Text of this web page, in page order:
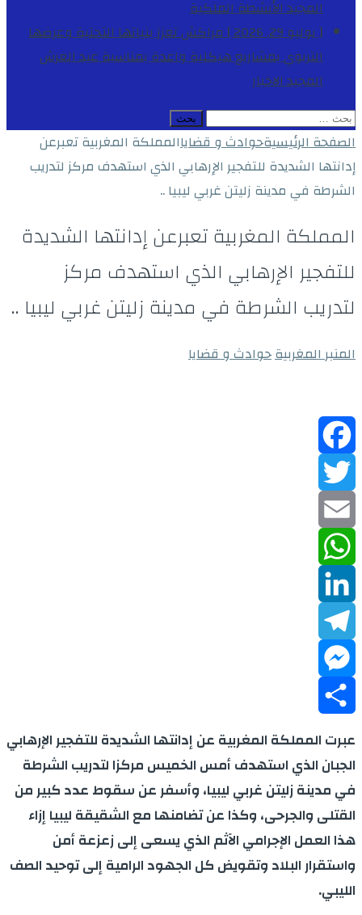
المجيدالأنشطة الملكية
[ يوليو 29, 2026 ]
مراكش تعزز بنياتها التحتية وعرضها
التربوي بمشاريع هيكلية واعدة بمناسبة عيد العرش
المجيدالاخبار
البحث
عن:
الصفحة الرئيسيةحوادث و قضاياالمملكة المغربية تعبرعن
إدانتها الشديدة للتفجير الإرهابي الذي استهدف مركز لتدريب
الشرطة في مدينة زليتن غربي ليبيا ..
المملكة المغربية تعبرعن إدانتها الشديدة
للتفجير الإرهابي الذي استهدف مركز
لتدريب الشرطة في مدينة زليتن غربي ليبيا ..
المنبر المغربيةحوادث و قضايا
Facebook
Twitter
Email
WhatsApp
LinkedIn
Telegram
Messenger
Share
عبرت المملكة المغربية عن إدانتها الشديدة للتفجير الإرهابي
الجبان الذي استهدف أمس الخميس مركزا لتدريب الشرطة
في مدينة زليتن غربي ليبيا، وأسفر عن سقوط عدد كبير من
القتلى والجرحى، وكذا عن تضامنها مع الشقيقة ليبيا إزاء
هذا العمل الإجرامي الآثم الذي يسعى إلى زعزعة أمن
واستقرار البلاد وتقويض كل الجهود الرامية إلى توحيد الصف
الليبي.